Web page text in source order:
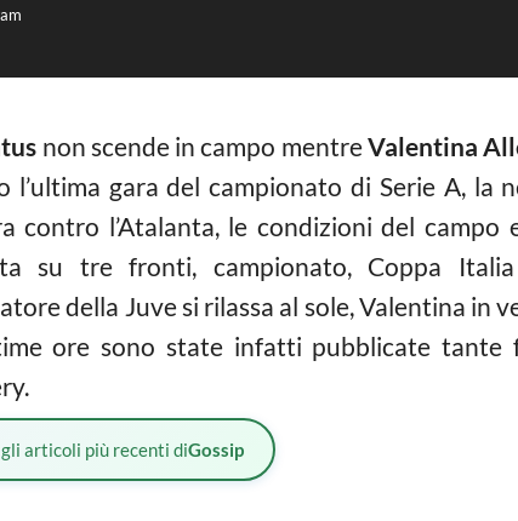
non scende in campo mentreValentina
l’ultima gara del campionato di Serie A, la
contro l’Atalanta, le condizioni del
su tre fronti, campionato, Coppa
della Juve si rilassa al sole, Valentina in
ore sono state infatti pubblicate
articoli più recenti diGossip